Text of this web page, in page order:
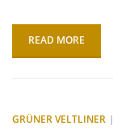
READ MORE
GRÜNER VELTLINER